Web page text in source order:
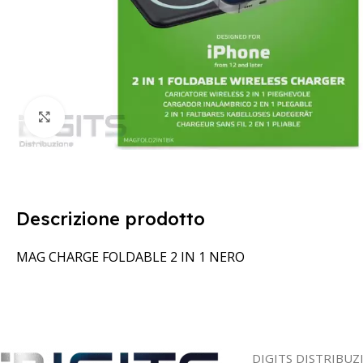
Clicca per ingrandire
Descrizione prodotto
MAG CHARGE FOLDABLE 2 IN 1 NERO
DIGITS